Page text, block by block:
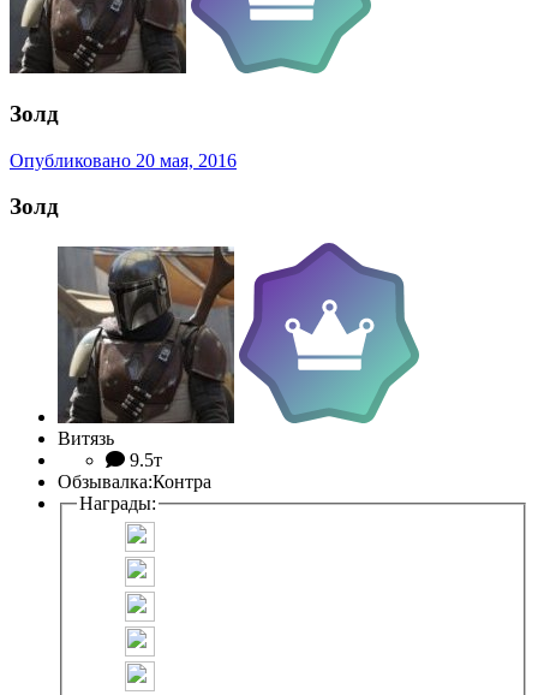
Золд
Опубликовано 20 мая, 2016
Золд
Витязь
9.5т
Обзывалка:Контра
Награды: